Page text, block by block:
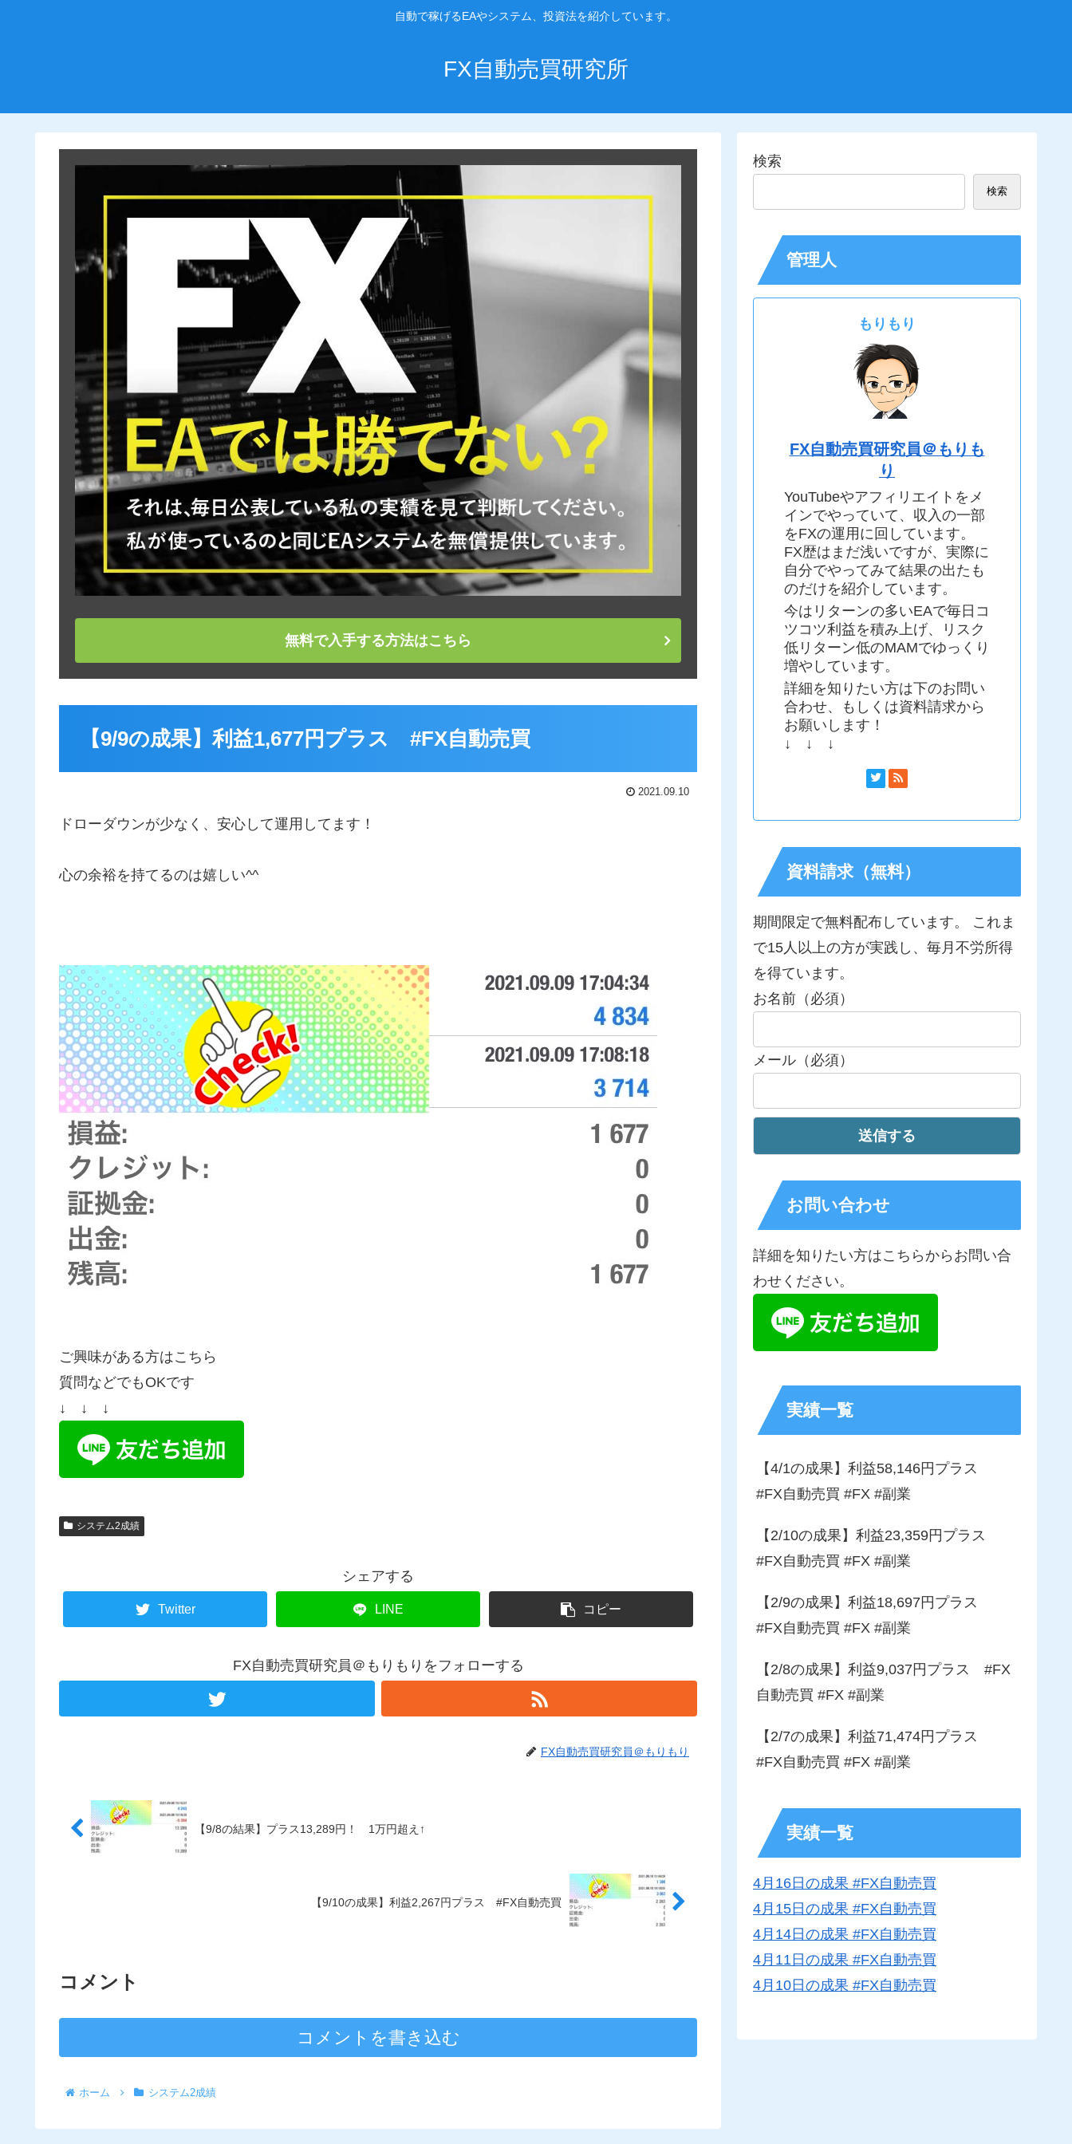
自動で稼げるEAやシステム、投資法を紹介しています。
FX自動売買研究所
無料で入手する方法はこちら
【9/9の成果】利益1,677円プラス #FX自動売買
2021.09.10
ドローダウンが少なく、安心して運用してます！
心の余裕を持てるのは嬉しい^^
ご興味がある方はこちら
質問などでもOKです
↓ ↓ ↓
システム2成績
シェアする
Twitter LINE コピー
FX自動売買研究員＠もりもりをフォローする
FX自動売買研究員＠もりもり
【9/8の結果】プラス13,289円！ 1万円超え↑
【9/10の成果】利益2,267円プラス #FX自動売買
コメント
コメントを書き込む
ホーム システム2成績
検索
検索
管理人
もりもり
FX自動売買研究員＠もりも
り
YouTubeやアフィリエイトをメ
インでやっていて、収入の一部
をFXの運用に回しています。
FX歴はまだ浅いですが、実際に
自分でやってみて結果の出たも
のだけを紹介しています。
今はリターンの多いEAで毎日コ
ツコツ利益を積み上げ、リスク
低リターン低のMAMでゆっくり
増やしています。
詳細を知りたい方は下のお問い
合わせ、もしくは資料請求から
お願いします！
↓ ↓ ↓
資料請求（無料）
期間限定で無料配布しています。 これま
で15人以上の方が実践し、毎月不労所得
を得ています。
お名前（必須）
メール（必須）
お問い合わせ
詳細を知りたい方はこちらからお問い合
わせください。
実績一覧
【4/1の成果】利益58,146円プラス
#FX自動売買 #FX #副業
【2/10の成果】利益23,359円プラス
#FX自動売買 #FX #副業
【2/9の成果】利益18,697円プラス
#FX自動売買 #FX #副業
【2/8の成果】利益9,037円プラス #FX
自動売買 #FX #副業
【2/7の成果】利益71,474円プラス
#FX自動売買 #FX #副業
実績一覧
4月16日の成果 #FX自動売買
4月15日の成果 #FX自動売買
4月14日の成果 #FX自動売買
4月11日の成果 #FX自動売買
4月10日の成果 #FX自動売買